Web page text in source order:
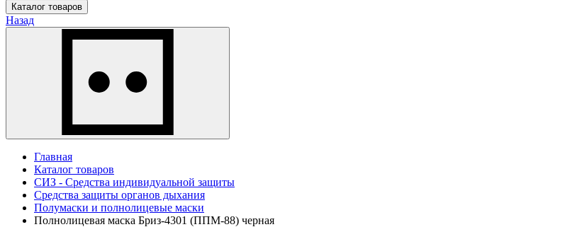
Каталог товаров
Назад
Главная
Каталог товаров
СИЗ - Средства индивидуальной защиты
Средства защиты органов дыхания
Полумаски и полнолицевые маски
Полнолицевая маска Бриз-4301 (ППМ-88) черная